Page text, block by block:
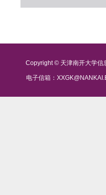
Copyright © 天津南开大学信
电子信箱：